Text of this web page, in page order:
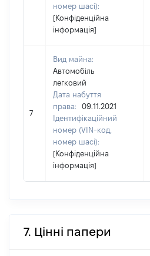
номер шасі):
[Конфіденційна
інформація]
7
Вид майна:
Автомобіль
легковий
Дата набуття
права:
09.11.2021
Ідентифікаційний
номер (VIN-код,
номер шасі):
[Конфіденційна
інформація]
7. Цінні папери